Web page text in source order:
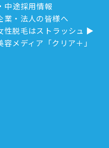
中途採用情報
業・法人の皆様へ
性脱毛はストラッシュ
容メディア「クリア＋」